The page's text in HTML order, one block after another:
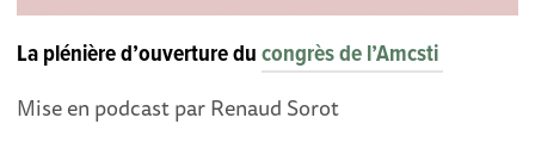
La plénière d’ouverture ducongrès de l’Amcsti
Mise en podcast par Renaud Sorot